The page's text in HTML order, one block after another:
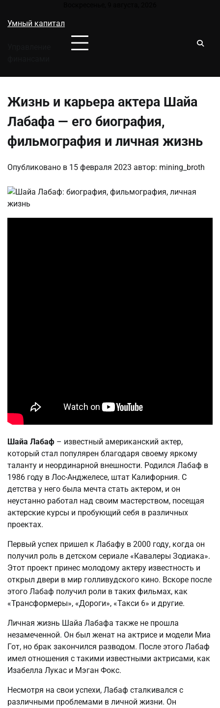
содержимому
Умный капитал
Жизнь и карьера актера Шайа
Лабафа — его биография,
фильмография и личная жизнь
Опубликовано в 15 февраля 2023 автор: mining_broth
Шайа Лабаф – известный американский актер,
который стал популярен благодаря своему яркому
таланту и неординарной внешности. Родился Лабаф в
1986 году в Лос-Анджелесе, штат Калифорния. С
детства у него была мечта стать актером, и он
неустанно работал над своим мастерством, посещая
актерские курсы и пробующий себя в различных
проектах.
Первый успех пришел к Лабафу в 2000 году, когда он
получил роль в детском сериале «Кавалеры Зодиака».
Этот проект принес молодому актеру известность и
открыл двери в мир голливудского кино. Вскоре после
этого Лабаф получил роли в таких фильмах, как
«Трансформеры», «Дороги», «Такси 6» и другие.
Личная жизнь Шайа Лабафа также не прошла
незамеченной. Он был женат на актрисе и модели Миа
Гот, но брак закончился разводом. После этого Лабаф
имел отношения с такими известными актрисами, как
Изабелла Лукас и Мэган Фокс.
Несмотря на свои успехи, Лабаф сталкивался с
различными проблемами в личной жизни. Он